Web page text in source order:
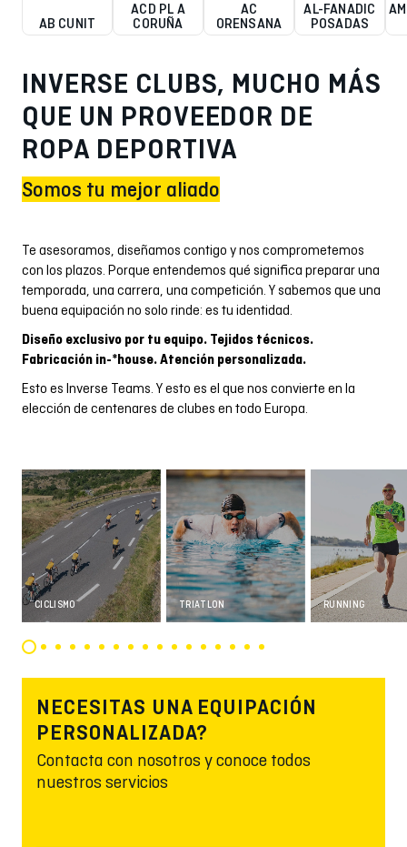
AB CUNIT
ACD PL A
CORUÑA
AC
ORENSANA
AL-FANADIC
POSADAS
INVERSE CLUBS, MUCHO MÁS
QUE UN PROVEEDOR DE
ROPA DEPORTIVA
Somos tu mejor aliado
Te asesoramos, diseñamos contigo y nos comprometemos
con los plazos. Porque entendemos qué significa preparar una
temporada, una carrera, una competición. Y sabemos que una
buena equipación no solo rinde: es tu identidad.
Diseño exclusivo por tu equipo. Tejidos técnicos.
Fabricación in-*house. Atención personalizada.
Esto es Inverse Teams. Y esto es el que nos convierte en la
elección de centenares de clubes en todo Europa.
CICLISMO TRIATLON RUNNING
NECESITAS UNA EQUIPACIÓN
PERSONALIZADA?
Contacta con nosotros y conoce todos
nuestros servicios